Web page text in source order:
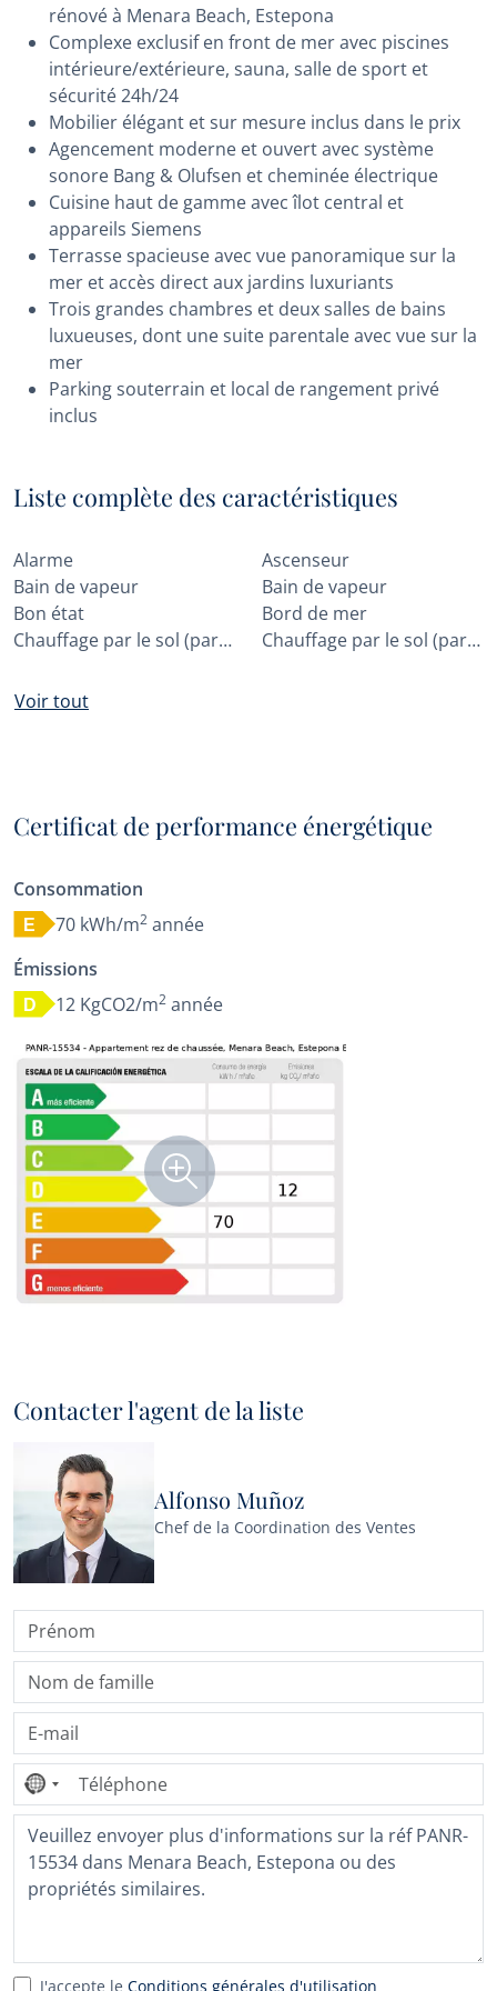
rénové à Menara Beach, Estepona
Complexe exclusif en front de mer avec piscines
intérieure/extérieure, sauna, salle de sport et
sécurité 24h/24
Mobilier élégant et sur mesure inclus dans le prix
Agencement moderne et ouvert avec système
sonore Bang & Olufsen et cheminée électrique
Cuisine haut de gamme avec îlot central et
appareils Siemens
Terrasse spacieuse avec vue panoramique sur la
mer et accès direct aux jardins luxuriants
Trois grandes chambres et deux salles de bains
luxueuses, dont une suite parentale avec vue sur la
mer
Parking souterrain et local de rangement privé
inclus
Liste complète des caractéristiques
Alarme
Ascenseur
Bain de vapeur
Bain de vapeur
Bon état
Bord de mer
Chauffage par le sol (partiel)
Chauffage par le sol (partout)
Voir tout
Certificat de performance énergétique
Consommation
E 70 kWh/m2 année
Émissions
D 12 KgCO2/m2 année
Contacter l'agent de la liste
Alfonso Muñoz
Chef de la Coordination des Ventes
Aucun
pays
sélectionné
J'accepte le Conditions générales d'utilisation